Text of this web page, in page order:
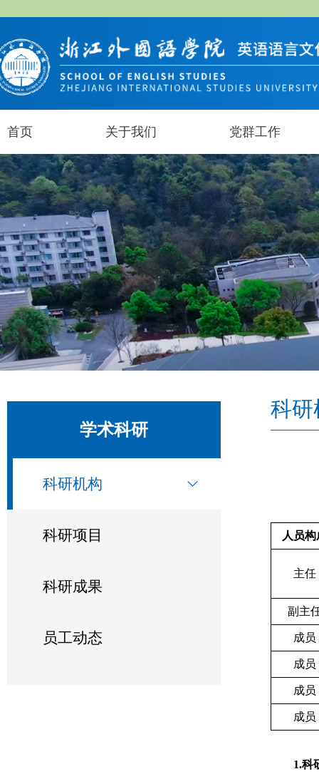
首页 关于我们 党群工作
学术科研
科研机构
科研项目
科研成果
员工动态
科研
人员构
主任
副主
成员
成员
成员
成员
1.科